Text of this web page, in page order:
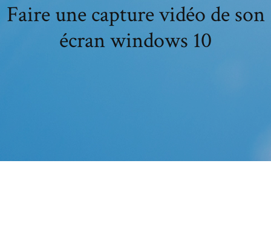
Faire une capture vidéo de son
écran windows 10